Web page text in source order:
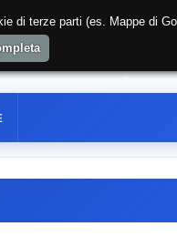
UTENTE
terze parti (es. Mappe di